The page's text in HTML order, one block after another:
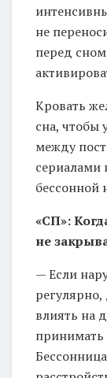
не
перед
Кровать
сна, чтобы
между
бессонной
«СП»:
не
— Если
влиять на
принимать